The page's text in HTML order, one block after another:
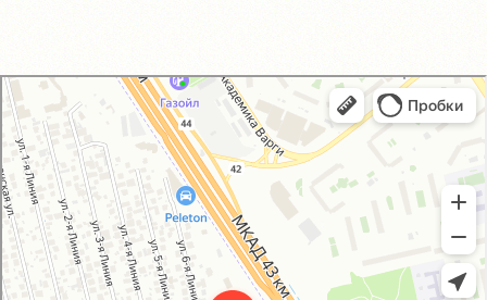
GM-City&VAG-Repair
Автосервис, автотехцентр в Москве
Магазин автозапчастей и автотоваров в Москве